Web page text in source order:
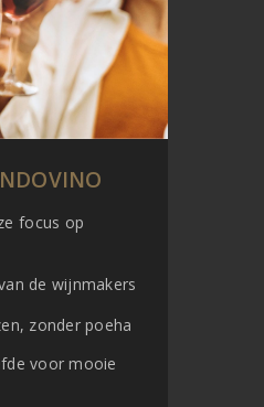
focus op
de wijnmakers
zonder poeha
voor mooie